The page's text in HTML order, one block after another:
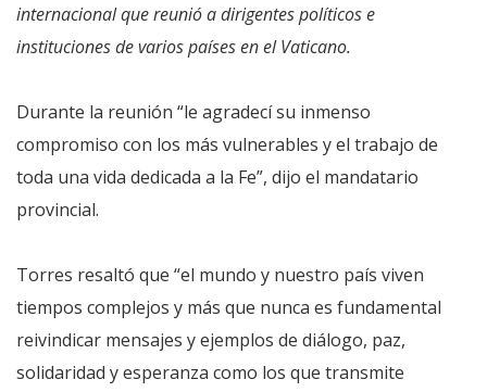
internacional que reunió a dirigentes políticos e
instituciones de varios países en el Vaticano.
Durante la reunión “le agradecí su inmenso
compromiso con los más vulnerables y el trabajo de
toda una vida dedicada a la Fe”, dijo el mandatario
provincial.
Torres resaltó que “el mundo y nuestro país viven
tiempos complejos y más que nunca es fundamental
reivindicar mensajes y ejemplos de diálogo, paz,
solidaridad y esperanza como los que transmite